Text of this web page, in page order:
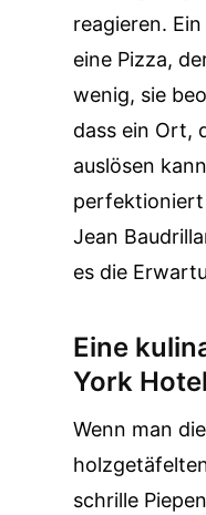
reagieren.
eine Pizza,
wenig, sie
dass ein Ort,
auslösen
perfektioniert
Jean
es die
Eine
York Hotel
Wenn man
schrille